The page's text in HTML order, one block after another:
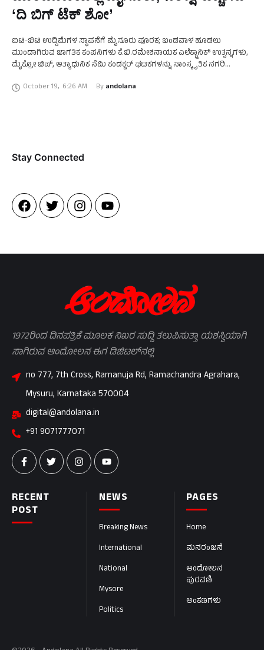
‘ದಿ ಬಿಗ್ ಟೆಕ್ ಶೋ’
ಐಟಿ-ಬಿಟಿ ಉದ್ದಿಮೆಗಳ ಸ್ಥಾಪನೆಗೆ ಮೈಸೂರು ಪೂರಕ; ಬಂಡವಾಳ ಹೂಡಲು
ಮುಂದಾಗಿರುವ ಜಾಗತಿಕ ಕಂಪನಿಗಳು ಕೆ.ಬಿ.ರಮೇಶನಾಯಕ ಎಲೆಕ್ಟ್ರಾನಿಕ್ ಉತ್ಪನ್ನಗಳು,
ಮೈಕ್ರೋ ಚಿಪ್, ಅತ್ಯಾಧುನಿಕ ಸೆಮಿ ಕಂಡಕ್ಟರ್ ಘಟಕಗಳನ್ನು ಸಾಂಸ್ಕೃತಿಕ ನಗರಿ
ಬದಲಾವಣೆಯ ಗಾಳಿ ಬೀಸಲು …
October 19, 6:26 AM By andolana
Stay Connected​
PAGES
Home
ಮನರಂಜನೆ
ಆಂದೋಲನ
ಪುರವಣಿ
ಅಂಕಣಗಳು
NEWS
Breaking News
International
National
Mysore
Politics
RECENT
POST
1972ರಿಂದ ದಿನಪತ್ರಿಕೆ ಮೂಲಕ ನಿಖರ ಸುದ್ದಿ ತಲುಪಿಸುತ್ತಾ ಯಶಸ್ವಿಯಾಗಿ
ಸಾಗಿರುವ ಆಂದೋಲನ ಈಗ ಡಿಜಿಟಲ್‌ನಲ್ಲಿ
no 777, 7th Cross, Ramanuja Rd, Ramachandra Agrahara,
Mysuru, Karnataka 570004
digital@andolana.in
+91 9071777071